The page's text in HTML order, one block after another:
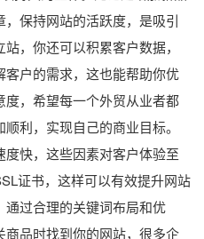
保持网站的活跃度，是吸引
，你还可以积累客户数据，
户的需求，这也能帮助你优
，希望每一个外贸从业者都
利，实现自己的商业目标。
快，这些因素对客户体验至
证书，这样可以有效提升网站
过合理的关键词布局和优
品时找到你的网站，很多企